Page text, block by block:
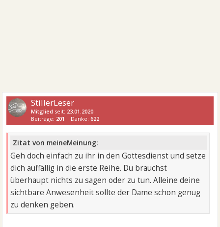
StillerLeser
Mitglied seit: 23.01.2020
Beiträge: 201 Danke:622
Zitat von meineMeinung:
Geh doch einfach zu ihr in den Gottesdienst und setze
dich auffällig in die erste Reihe. Du brauchst
überhaupt nichts zu sagen oder zu tun. Alleine deine
sichtbare Anwesenheit sollte der Dame schon genug
zu denken geben.